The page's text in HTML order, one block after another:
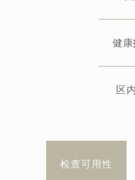
健
区
检查可用性